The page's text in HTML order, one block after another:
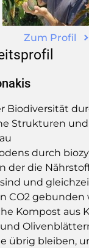
Zum Profil
Biodiversität
Strukturen
durch
der die
und
CO2 gebunden
Kompost aus
übrig bleiben,